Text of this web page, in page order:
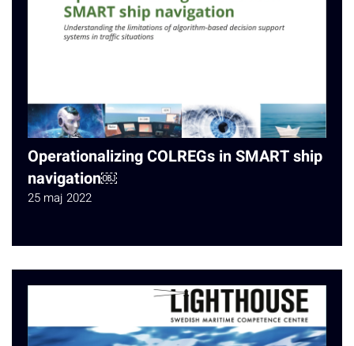
Operationalizing COLREGs in SMART ship
navigation￼
25 maj 2022